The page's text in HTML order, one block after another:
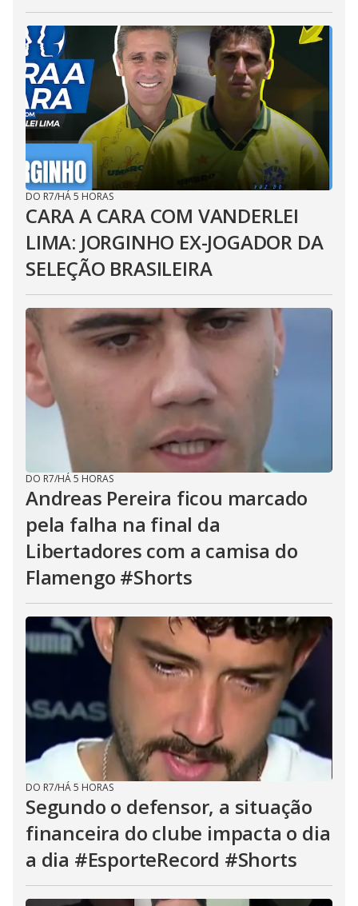
DO R7/HÁ 5 HORAS
CARA A CARA COM VANDERLEI
LIMA: JORGINHO EX-JOGADOR DA
SELEÇÃO BRASILEIRA
DO R7/HÁ 5 HORAS
Andreas Pereira ficou marcado
pela falha na final da
Libertadores com a camisa do
Flamengo #Shorts
DO R7/HÁ 5 HORAS
Segundo o defensor, a situação
financeira do clube impacta o dia
a dia #EsporteRecord #Shorts